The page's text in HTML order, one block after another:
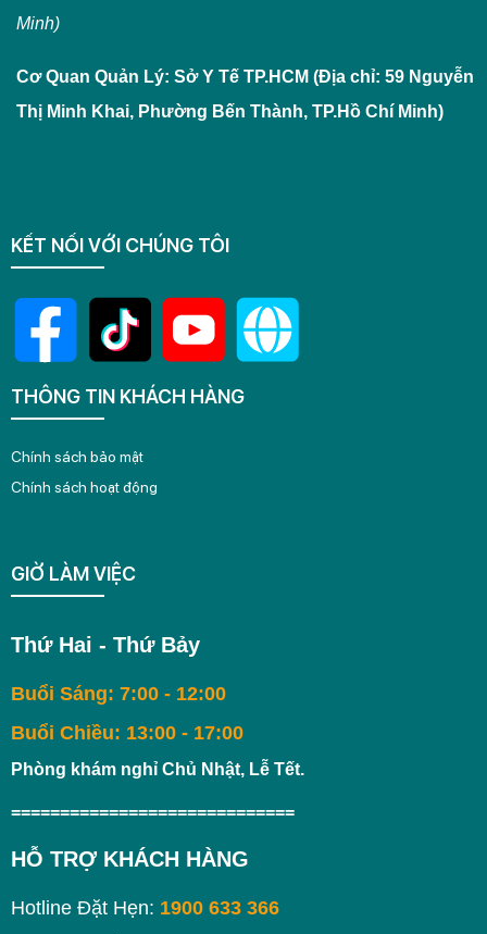
Minh)
Cơ Quan Quản Lý: Sở Y Tế TP.HCM (Địa chỉ: 59 Nguyễn
Thị Minh Khai, Phường Bến Thành, TP.Hồ Chí Minh)
KẾT NỐI VỚI CHÚNG TÔI
THÔNG TIN KHÁCH HÀNG
Chính sách bảo mật
Chính sách hoạt động
GIỜ LÀM VIỆC
Thứ Hai - Thứ Bảy
Buổi Sáng: 7:00 - 12:00
Buổi Chiều: 13:00 - 17:00
Phòng khám nghỉ Chủ Nhật, Lễ Tết.
=============================
HỖ TRỢ KHÁCH HÀNG
Hotline Đặt Hẹn: 1900 633 366